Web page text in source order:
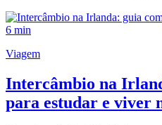
6 min
Viagem
Intercâmbio na
para estudar e viver